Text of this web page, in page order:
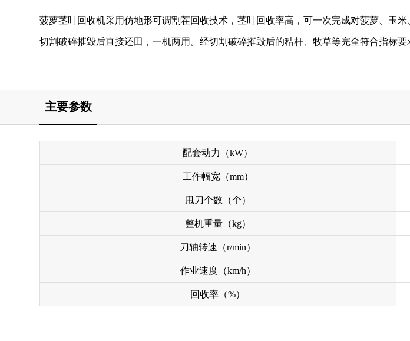
菠萝茎叶回收机采用仿地形可调割茬回收技术，茎叶回收率高，可一次完成对菠萝、玉
切割破碎摧毁后直接还田，一机两用。经切割破碎摧毁后的秸杆、牧草等完全符合指标要
主要参数
配套动力（kW）
工作幅宽（mm）
甩刀个数（个）
整机重量（kg）
刀轴转速（r/min）
作业速度（km/h）
回收率（%）